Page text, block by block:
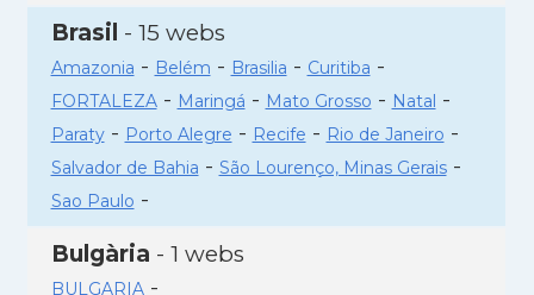
Brasil - 15 webs
Amazonia - Belém - Brasilia - Curitiba -
FORTALEZA- Maringá - Mato Grosso - Natal -
Paraty- Porto Alegre - Recife - Rio de Janeiro -
Salvador de Bahia - São Lourenço, Minas Gerais-
Sao Paulo -
Bulgària - 1 webs
BULGARIA-